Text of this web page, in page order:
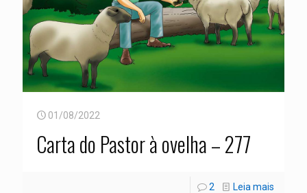
01/08/2022
Carta do Pastor à ovelha – 277
2 Leia mais